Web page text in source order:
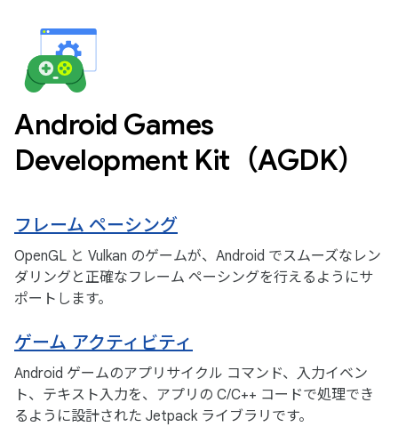
Android Games
Development Kit（AGDK）
フレーム ペーシング
OpenGL と Vulkan のゲームが、Android でスムーズなレン
ダリングと正確なフレーム ペーシングを行えるようにサ
ポートします。
ゲーム アクティビティ
Android ゲームのアプリサイクル コマンド、入力イベン
ト、テキスト入力を、アプリの C/C++ コードで処理でき
るように設計された Jetpack ライブラリです。